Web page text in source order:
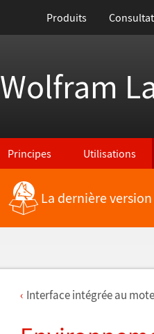
Produits
Wolfram
Principes Utilisations
La dernière
Interface intégrée au